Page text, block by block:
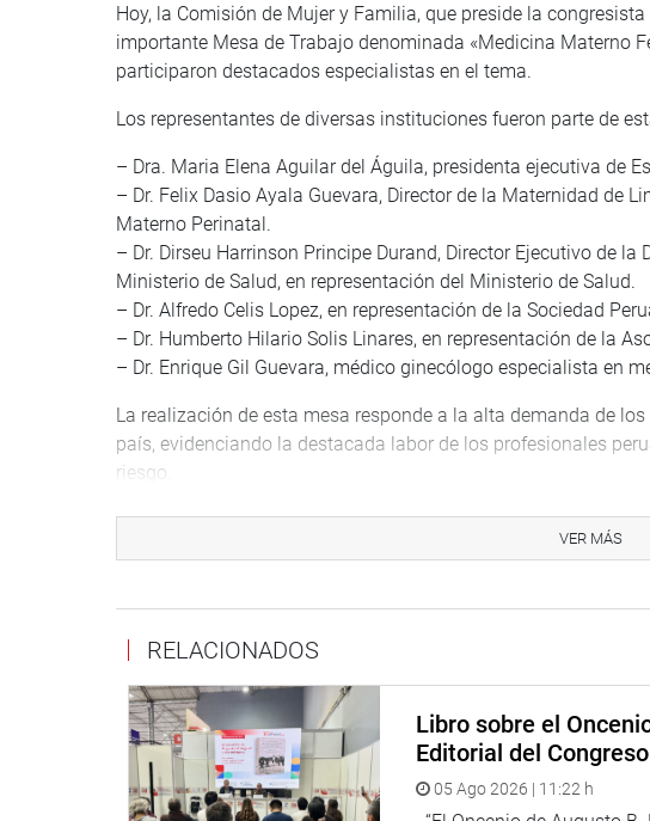
Hoy, la Comisión de Mujer y Familia, que preside la
importante Mesa de Trabajo denominada «Medicina Materno
participaron destacados especialistas en el tema.
Los representantes de diversas instituciones fueron parte de
– Dra. Maria Elena Aguilar del Águila, presidenta ejecutiva de
– Dr. Felix Dasio Ayala Guevara, Director de la Maternidad de
Materno Perinatal.
– Dr. Dirseu Harrinson Principe Durand, Director Ejecutivo de
Ministerio de Salud, en representación del Ministerio de Salud.
– Dr. Alfredo Celis Lopez, en representación de la Sociedad
– Dr. Humberto Hilario Solis Linares, en representación de la
– Dr. Enrique Gil Guevara, médico ginecólogo especialista en
La realización de esta mesa responde a la alta demanda de
país, evidenciando la destacada labor de los profesionales
riesgo.
Ante esta necesidad y como parte del interés de la Comisión
aportes de las autoridades presentes sobre la viabilidad de
VER MÁS
RELACIONADOS
Libro sobre el
Editorial del Congreso
05 Ago 2026 | 11:22 h